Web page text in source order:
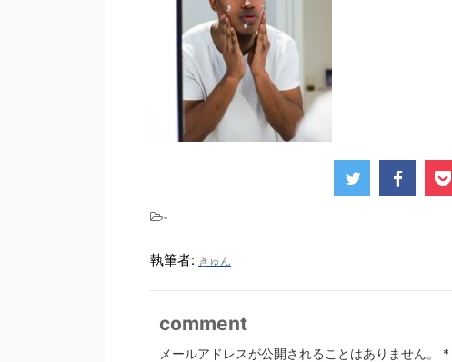
-
執筆者: きゅん
comment
メールアドレスが公開されることはありません。 *